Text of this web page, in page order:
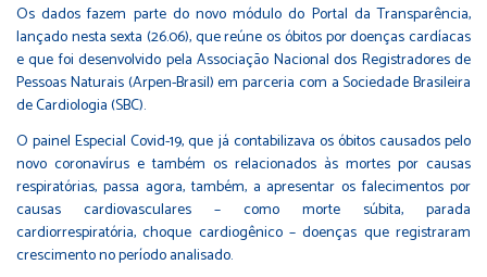
Os dados fazem parte do novo módulo do Portal da Transparência,
lançado nesta sexta (26.06), que reúne os óbitos por doenças cardíacas
e que foi desenvolvido pela Associação Nacional dos Registradores de
Pessoas Naturais (Arpen-Brasil) em parceria com a Sociedade Brasileira
de Cardiologia (SBC).
O painel Especial Covid-19, que já contabilizava os óbitos causados pelo
novo coronavírus e também os relacionados às mortes por causas
respiratórias, passa agora, também, a apresentar os falecimentos por
causas cardiovasculares – como morte súbita, parada
cardiorrespiratória, choque cardiogênico – doenças que registraram
crescimento no período analisado.